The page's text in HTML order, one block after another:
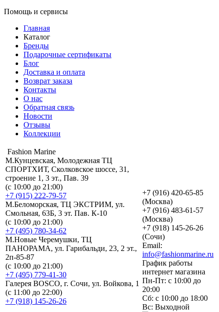
Помощь и сервисы
Главная
Каталог
Бренды
Подарочные сертификаты
Блог
Доставка и оплата
Возврат заказа
Контакты
О нас
Обратная связь
Новости
Отзывы
Коллекции
Fashion Marine
М.Кунцевская, Молодежная ТЦ
СПОРТХИТ, Сколковское шоссе, 31,
строение 1, 3 эт., Пав. 39
(с 10:00 до 21:00)
+7 (915) 222-79-57
М.Беломорская, ТЦ ЭКСТРИМ, ул.
Смольная, 63Б, 3 эт. Пав. К-10
(с 10:00 до 21:00)
+7 (495) 780-34-62
М.Новые Черемушки, ТЦ
ПАНОРАМА, ул. Гарибальди, 23, 2 эт.,
2п-85-87
(с 10:00 до 21:00)
+7 (495) 779-41-30
Галерея BOSCO, г. Сочи, ул. Войкова, 1
(с 11:00 до 22:00)
+7 (918) 145-26-26
+7 (916) 420-65-85
(Москва)
+7 (916) 483-61-57
(Москва)
+7 (918) 145-26-26
(Сочи)
Email:
info@fashionmarine.ru
График работы
интернет магазина
Пн-Пт: с 10:00 до
20:00
Сб: с 10:00 до 18:00
Вс: Выходной